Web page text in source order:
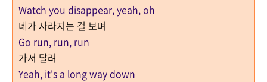
Watch you disappear, yeah, oh
네가 사라지는 걸 보며
Go run, run, run
가서 달려
Yeah, it's a long way down